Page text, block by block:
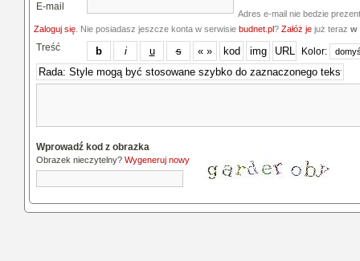
E-mail
Adres e-mail nie bedzie
Zaloguj się . Nie posiadasz jeszcze konta w serwisie budnet.pl? Załóż je już teraz w
Treść Kolor:
Wprowadź kod z obrazka
Obrazek nieczytelny? Wygeneruj nowy